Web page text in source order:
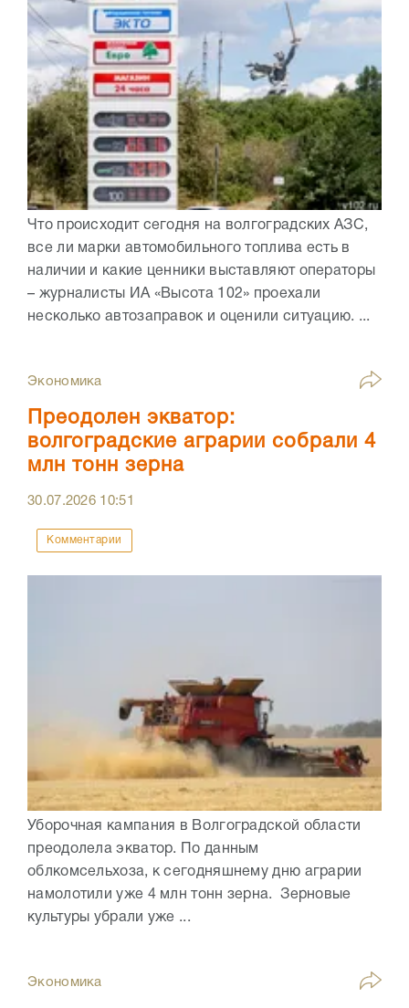
Что происходит сегодня на волгоградских АЗС,
все ли марки автомобильного топлива есть в
наличии и какие ценники выставляют операторы
– журналисты ИА «Высота 102» проехали
несколько автозаправок и оценили ситуацию. ...
Экономика
Преодолен экватор:
волгоградские аграрии собрали 4
млн тонн зерна
30.07.2026 10:51
Комментарии
Уборочная кампания в Волгоградской области
преодолела экватор. По данным
облкомсельхоза, к сегодняшнему дню аграрии
намолотили уже 4 млн тонн зерна. Зерновые
культуры убрали уже ...
Экономика